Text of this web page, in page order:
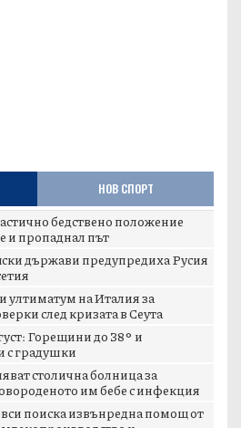
НОВ СПОРТ
бедствено положение
и пропаднал път
държави предупредиха Русия
ултиматум на Италия за
след кризата в Сеута
Горещини до 38° и
с градушки
столична болница за
им бебе с инфекция
поиска извънредна помощ от